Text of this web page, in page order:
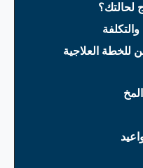
لحالتك؟
للخطة العلاجية